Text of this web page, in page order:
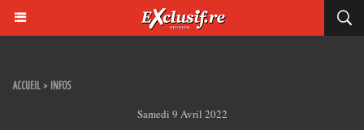
ACCUEIL > INFOS
Samedi 9 Avril 2022